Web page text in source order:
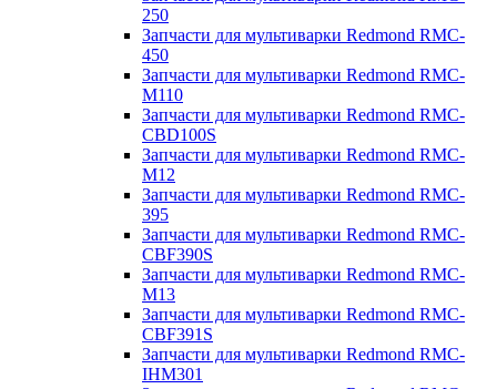
250
Запчасти для мультиварки Redmond RMC-
450
Запчасти для мультиварки Redmond RMC-
M110
Запчасти для мультиварки Redmond RMC-
CBD100S
Запчасти для мультиварки Redmond RMC-
M12
Запчасти для мультиварки Redmond RMC-
395
Запчасти для мультиварки Redmond RMC-
CBF390S
Запчасти для мультиварки Redmond RMC-
M13
Запчасти для мультиварки Redmond RMC-
CBF391S
Запчасти для мультиварки Redmond RMC-
IHM301